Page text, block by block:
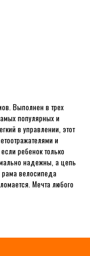
Выполнен в трех
популярных и
в управлении, этот
и
ребенок только
надежны, а цепь
велосипеда
Мечта любого